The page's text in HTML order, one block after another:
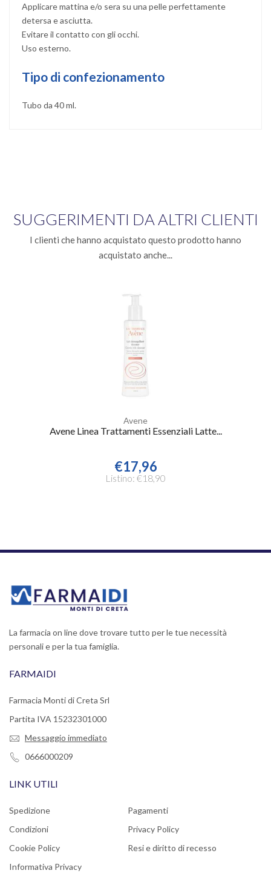
Applicare mattina e/o sera su una pelle perfettamente
detersa e asciutta.
Evitare il contatto con gli occhi.
Uso esterno.
Tipo di confezionamento
Tubo da 40 ml.
SUGGERIMENTI DA ALTRI CLIENTI
I clienti che hanno acquistato questo prodotto hanno
acquistato anche...
Avene
Avene Linea Trattamenti Essenziali Latte...
€17,96
Listino: €18,90
La farmacia on line dove trovare tutto per le tue necessità
personali e per la tua famiglia.
FARMAIDI
Farmacia Monti di Creta Srl
Partita IVA 15232301000
Messaggio immediato
0666000209
LINK UTILI
Spedizione
Pagamenti
Condizioni
Privacy Policy
Cookie Policy
Resi e diritto di recesso
Informativa Privacy